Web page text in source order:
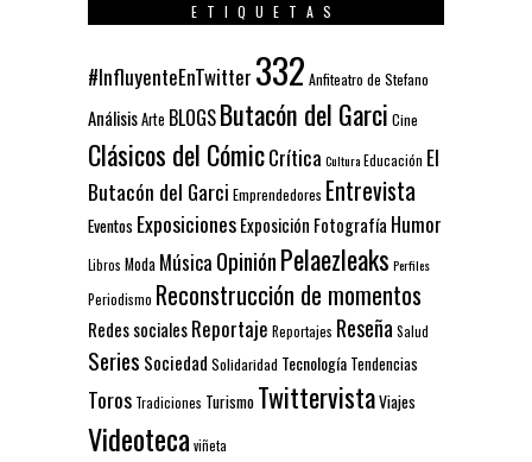
ETIQUETAS
#InfluyenteEnTwitter 332 Anfiteatro de Stefano
AnálisisArte BLOGSButacón del Garci Cine
Clásicos del CómicCrítica CulturaEducación El
Butacón del Garci Emprendedores Entrevista
Eventos ExposicionesExposición Fotografía Humor
Libros Moda Música OpiniónPelaezleaks Perfiles
Periodismo Reconstrucción de momentos
Redes socialesReportaje Reportajes Reseña Salud
Series Sociedad Solidaridad Tecnología Tendencias
Toros Tradiciones Turismo TwittervistaViajes
Videoteca viñeta